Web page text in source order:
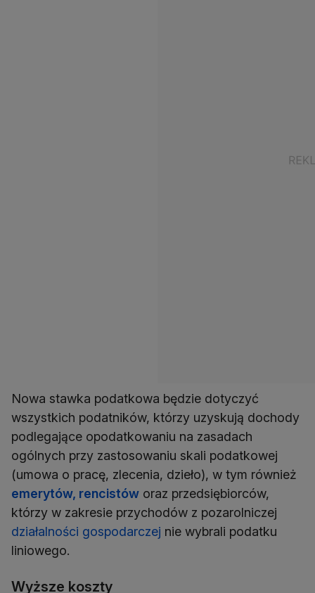
Nowa stawka podatkowa będzie dotyczyć
wszystkich podatników, którzy uzyskują dochody
podlegające opodatkowaniu na zasadach
ogólnych przy zastosowaniu skali podatkowej
(umowa o pracę, zlecenia, dzieło), w tym również
emerytów, rencistów oraz przedsiębiorców,
którzy w zakresie przychodów z pozarolniczej
działalności gospodarczej nie wybrali podatku
liniowego.
Wyższe koszty